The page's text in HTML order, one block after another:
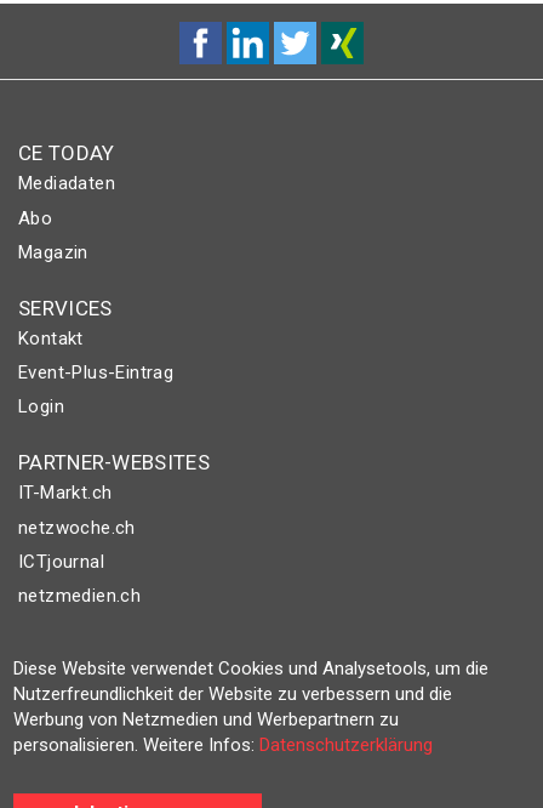
CE TODAY
Mediadaten
Abo
Magazin
SERVICES
Kontakt
Event-Plus-Eintrag
Login
PARTNER-WEBSITES
IT-Markt.ch
netzwoche.ch
ICTjournal
netzmedien.ch
Impressum
AGB
Nutzungsbestimmungen
Diese Website verwendet Cookies und Analysetools, um die
Nutzerfreundlichkeit der Website zu verbessern und die
Werbung von Netzmedien und Werbepartnern zu
personalisieren. Weitere Infos:Datenschutzerklärung